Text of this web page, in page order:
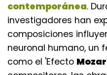
contemporánea.
investigadores han
composiciones
neuronal humano, un
como el 'Efecto